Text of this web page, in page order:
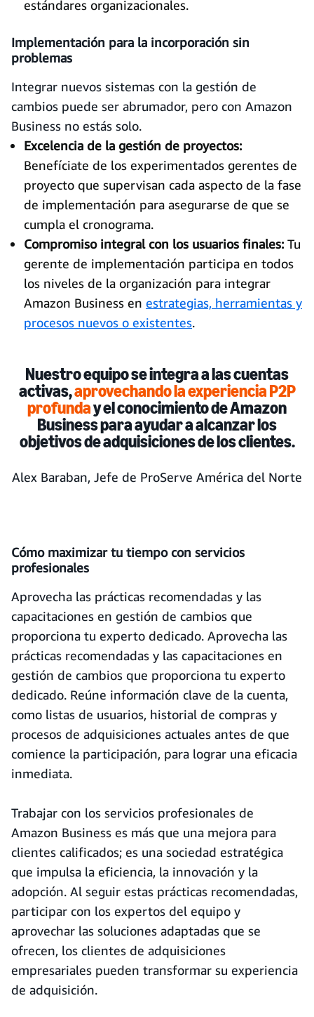
estándares organizacionales.
Implementación para la incorporación sin
problemas
Integrar nuevos sistemas con la gestión de
cambios puede ser abrumador, pero con Amazon
Business no estás solo.
Excelencia de la gestión de proyectos:
Benefíciate de los experimentados gerentes de
proyecto que supervisan cada aspecto de la fase
de implementación para asegurarse de que se
cumpla el cronograma.
Compromiso integral con los usuarios finales:Tu
gerente de implementación participa en todos
los niveles de la organización para integrar
Amazon Business en estrategias, herramientas y
procesos nuevos o existentes.
Nuestro equipo se integra a las cuentas
activas,aprovechando la experiencia P2P
profunday el conocimiento de Amazon
Business para ayudar a alcanzar los
objetivos de adquisiciones de los clientes.
Alex Baraban, Jefe de ProServe América del Norte
Cómo maximizar tu tiempo con servicios
profesionales
Aprovecha las prácticas recomendadas y las
capacitaciones en gestión de cambios que
proporciona tu experto dedicado. Aprovecha las
prácticas recomendadas y las capacitaciones en
gestión de cambios que proporciona tu experto
dedicado. Reúne información clave de la cuenta,
como listas de usuarios, historial de compras y
procesos de adquisiciones actuales antes de que
comience la participación, para lograr una eficacia
inmediata.
Trabajar con los servicios profesionales de
Amazon Business es más que una mejora para
clientes calificados; es una sociedad estratégica
que impulsa la eficiencia, la innovación y la
adopción. Al seguir estas prácticas recomendadas,
participar con los expertos del equipo y
aprovechar las soluciones adaptadas que se
ofrecen, los clientes de adquisiciones
empresariales pueden transformar su experiencia
de adquisición.